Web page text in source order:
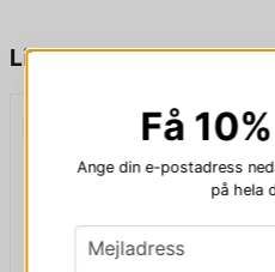
Liknande produkter
ENDAST KASSETT
Namn
Ja, ni får publicera min
Få
Ange din e-postadress
på hela
email
Mejladress